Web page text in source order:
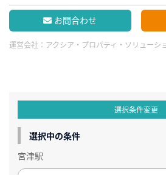
お問合わせ
運営会社： アクシア・プロパティ・ソリューシ
選択条件変更
選択中の条件
宮津駅